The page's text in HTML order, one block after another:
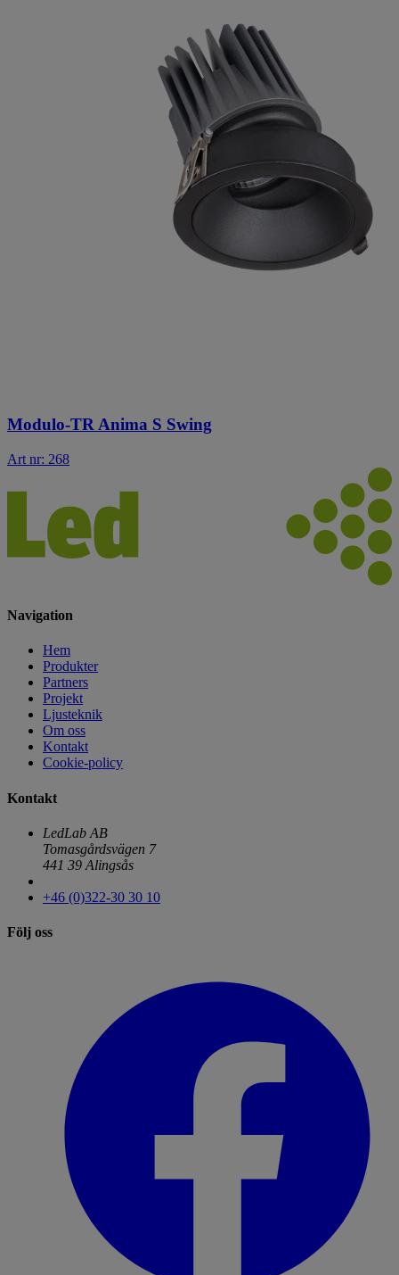
Modulo-TR Anima S Swing
Art nr: 268
Navigation
Hem
Produkter
Partners
Projekt
Ljusteknik
Om oss
Kontakt
Cookie-policy
Kontakt
LedLab AB
Tomasgårdsvägen 7
441 39 Alingsås
+46 (0)322-30 30 10
Följ oss